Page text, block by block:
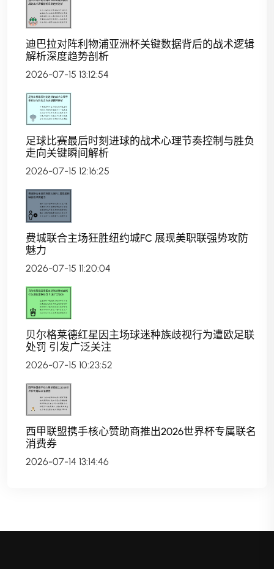
迪巴拉对阵利物浦亚洲杯关键数据背后的战术逻辑
解析深度趋势剖析
2026-07-15 13:12:54
足球比赛最后时刻进球的战术心理节奏控制与胜负
走向关键瞬间解析
2026-07-15 12:16:25
费城联合主场狂胜纽约城FC 展现美职联强势攻防
魅力
2026-07-15 11:20:04
贝尔格莱德红星因主场球迷种族歧视行为遭欧足联
处罚 引发广泛关注
2026-07-15 10:23:52
西甲联盟携手核心赞助商推出2026世界杯专属联名
消费券
2026-07-14 13:14:46